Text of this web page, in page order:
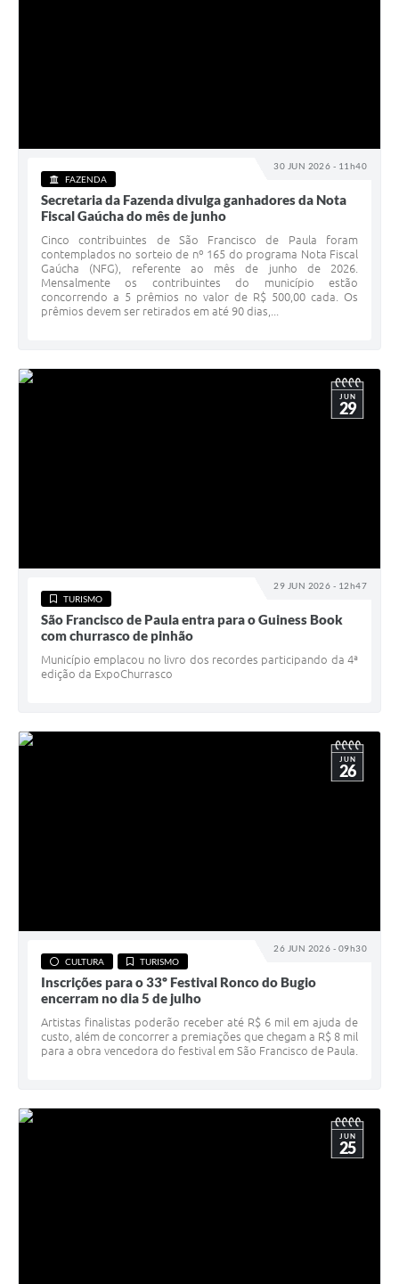
30 JUN 2026 - 11h40
FAZENDA
Secretaria da Fazenda divulga ganhadores da Nota
Fiscal Gaúcha do mês de junho
Cinco contribuintes de São Francisco de Paula foram
contemplados no sorteio de nº 165 do programa Nota Fiscal
Gaúcha (NFG), referente ao mês de junho de 2026.
Mensalmente os contribuintes do município estão
concorrendo a 5 prêmios no valor de R$ 500,00 cada. Os
prêmios devem ser retirados em até 90 dias,...
29 JUN 2026 - 12h47
JUN
29
TURISMO
São Francisco de Paula entra para o Guiness Book
com churrasco de pinhão
Município emplacou no livro dos recordes participando da 4ª
edição da ExpoChurrasco
26 JUN 2026 - 09h30
JUN
26
CULTURA TURISMO
Inscrições para o 33º Festival Ronco do Bugio
encerram no dia 5 de julho
Artistas finalistas poderão receber até R$ 6 mil em ajuda de
custo, além de concorrer a premiações que chegam a R$ 8 mil
para a obra vencedora do festival em São Francisco de Paula.
JUN
25